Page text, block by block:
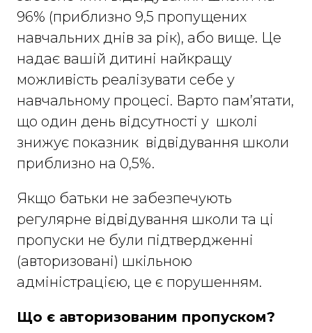
96% (приблизно 9,5 пропущених
навчальних днів за рік), або вище. Це
надає вашій дитині найкращу
можливість реалізувати себе у
навчальному процесі. Варто пам’ятати,
що один день відсутності у школі
знижує показник відвідування школи
приблизно на 0,5%.
Якщо батьки не забезпечують
регулярне відвідування школи та ці
пропуски не були підтвердженні
(авторизовані) шкільною
адміністрацією, це є порушенням.
Що є авторизованим пропуском?